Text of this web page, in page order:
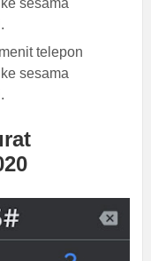
telepon
sesama